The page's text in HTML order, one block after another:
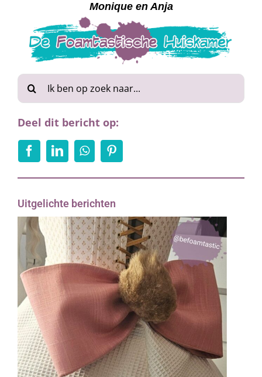
Monique en Anja
Zoeken
naar:
Deel dit bericht op:
Uitgelichte berichten